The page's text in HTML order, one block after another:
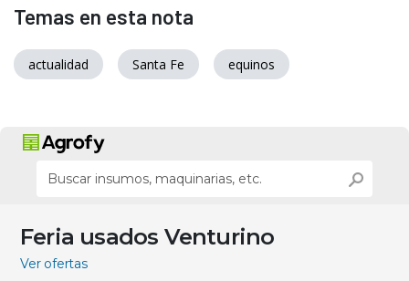
Temas en esta nota
actualidad Santa Fe equinos
Feria usados Venturino
Ver ofertas